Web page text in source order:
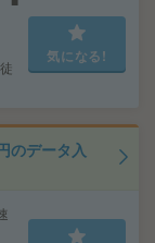
気になる!
のデータ入